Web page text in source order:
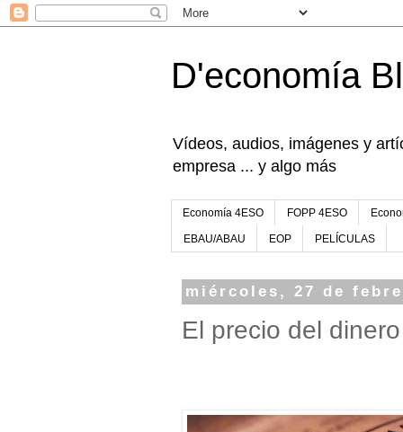
D'economía
Vídeos, audios, imágenes y
empresa ... y algo más
Economía 4ESO FOPP 4ESO
EBAU/ABAU EOP PELÍCULAS
miércoles, 27 de
El precio del dinero